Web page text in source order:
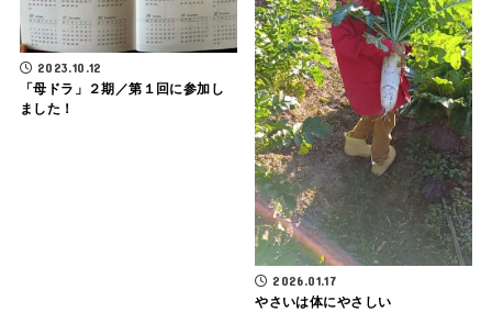
2023.10.12
「母ドラ」２期／第１回に参加し
ました！
2026.01.17
やさいは体にやさしい